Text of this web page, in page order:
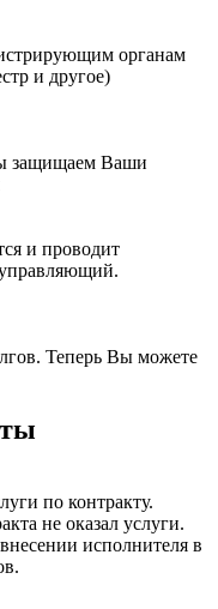
органам
и другое)
защищаем Ваши
и проводит
Теперь Вы можете
по контракту.
не оказал услуги.
исполнителя в